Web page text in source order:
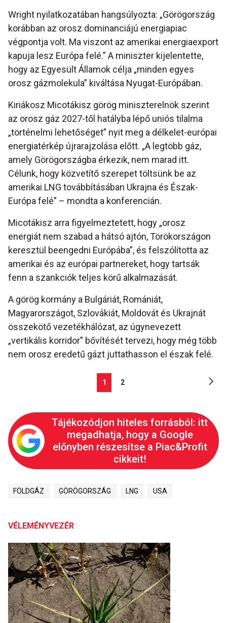
Wright nyilatkozatában hangsúlyozta: „Görögország
korábban az orosz dominanciájú energiapiac
végpontja volt. Ma viszont az amerikai energiaexport
kapuja lesz Európa felé.” A miniszter kijelentette,
hogy az Egyesült Államok célja „minden egyes
orosz gázmolekula” kiváltása Nyugat-Európában.
Kiriákosz Micotákisz görög miniszterelnök szerint
az orosz gáz 2027-től hatályba lépő uniós tilalma
„történelmi lehetőséget” nyit meg a délkelet-európai
energiatérkép újrarajzolása előtt. „A legtöbb gáz,
amely Görögországba érkezik, nem marad itt.
Célunk, hogy közvetítő szerepet töltsünk be az
amerikai LNG továbbításában Ukrajna és Észak-
Európa felé” – mondta a konferencián.
Micotákisz arra figyelmeztetett, hogy „orosz
energiát nem szabad a hátsó ajtón, Törökországon
keresztül beengedni Európába”, és felszólította az
amerikai és az európai partnereket, hogy tartsák
fenn a szankciók teljes körű alkalmazását.
A görög kormány a Bulgáriát, Romániát,
Magyarországot, Szlovákiát, Moldovát és Ukrajnát
összekötő vezetékhálózat, az úgynevezett
„vertikális korridor” bővítését tervezi, hogy még több
nem orosz eredetű gázt juttathasson el észak felé.
1 2
Tájékozódjon hiteles forrásból: itt
megadhatja, hogy a Google
előnyben részesítse a Piac&Profit
cikkeit!
FÖLDGÁZ GÖRÖGORSZÁG LNG USA
VÉLEMÉNYVEZÉR